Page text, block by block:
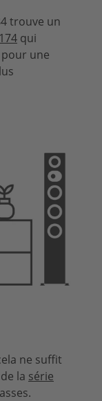
trouve un
qui
une
ne suffit
de la série